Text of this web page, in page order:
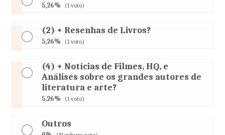
5,26% (1 voto)
(2) + Resenhas de Livros?
5,26% (1 voto)
(4) + Notícias de Filmes, HQ, e
Análises sobre os grandes autores de
literatura e arte?
5,26% (1 voto)
Outros